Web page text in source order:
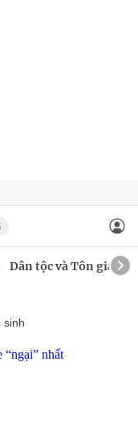
Dân tộc và Tôn giáo
sinh